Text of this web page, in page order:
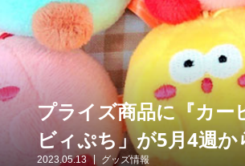
プライズ商品に『カ
ビィぷち」が5月4週か
2023.05.13 グッズ情報